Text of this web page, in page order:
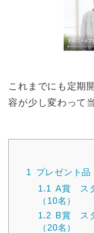
これまでにも定期
容が少し変わって
1
プレゼント品
1.1 A賞 ス
（10名）
1.2 B賞 ス
（20名）